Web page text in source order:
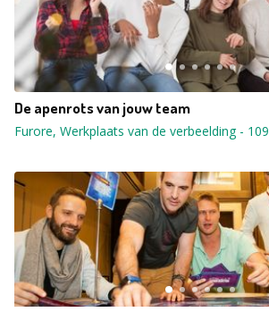
De apenrots van jouw team
Furore, Werkplaats van de verbeelding-